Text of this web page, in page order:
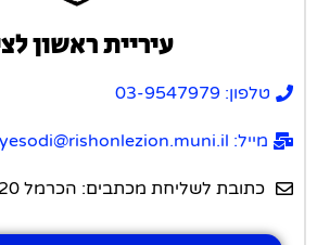
עיריית ראשון
טלפון: 03-9547979
מייל: yesodi@rishonlezion.muni.il
כתובת לשליחת מכתבים: הכרמל 20, ראשון לציון